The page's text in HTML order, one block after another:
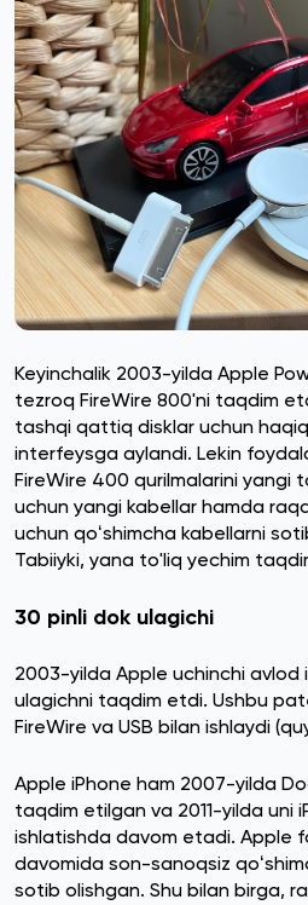
Keyinchalik 2003-yilda Apple
tezroq FireWire 800'ni taqdim
tashqi qattiq disklar uchun
interfeysga aylandi. Lekin
FireWire 400 qurilmalarini yangi
uchun yangi kabellar hamda
uchun qoʻshimcha kabellarni
Tabiiyki, yana to'liq yechim
30 pinli dok ulagichi
2003-yilda Apple uchinchi avlod
ulagichni taqdim etdi. Ushbu
FireWire va USB bilan ishlaydi
Apple iPhone ham 2007-yilda
taqdim etilgan va 2011-yilda uni
ishlatishda davom etadi. Apple
davomida son-sanoqsiz
sotib olishgan. Shu bilan birga,